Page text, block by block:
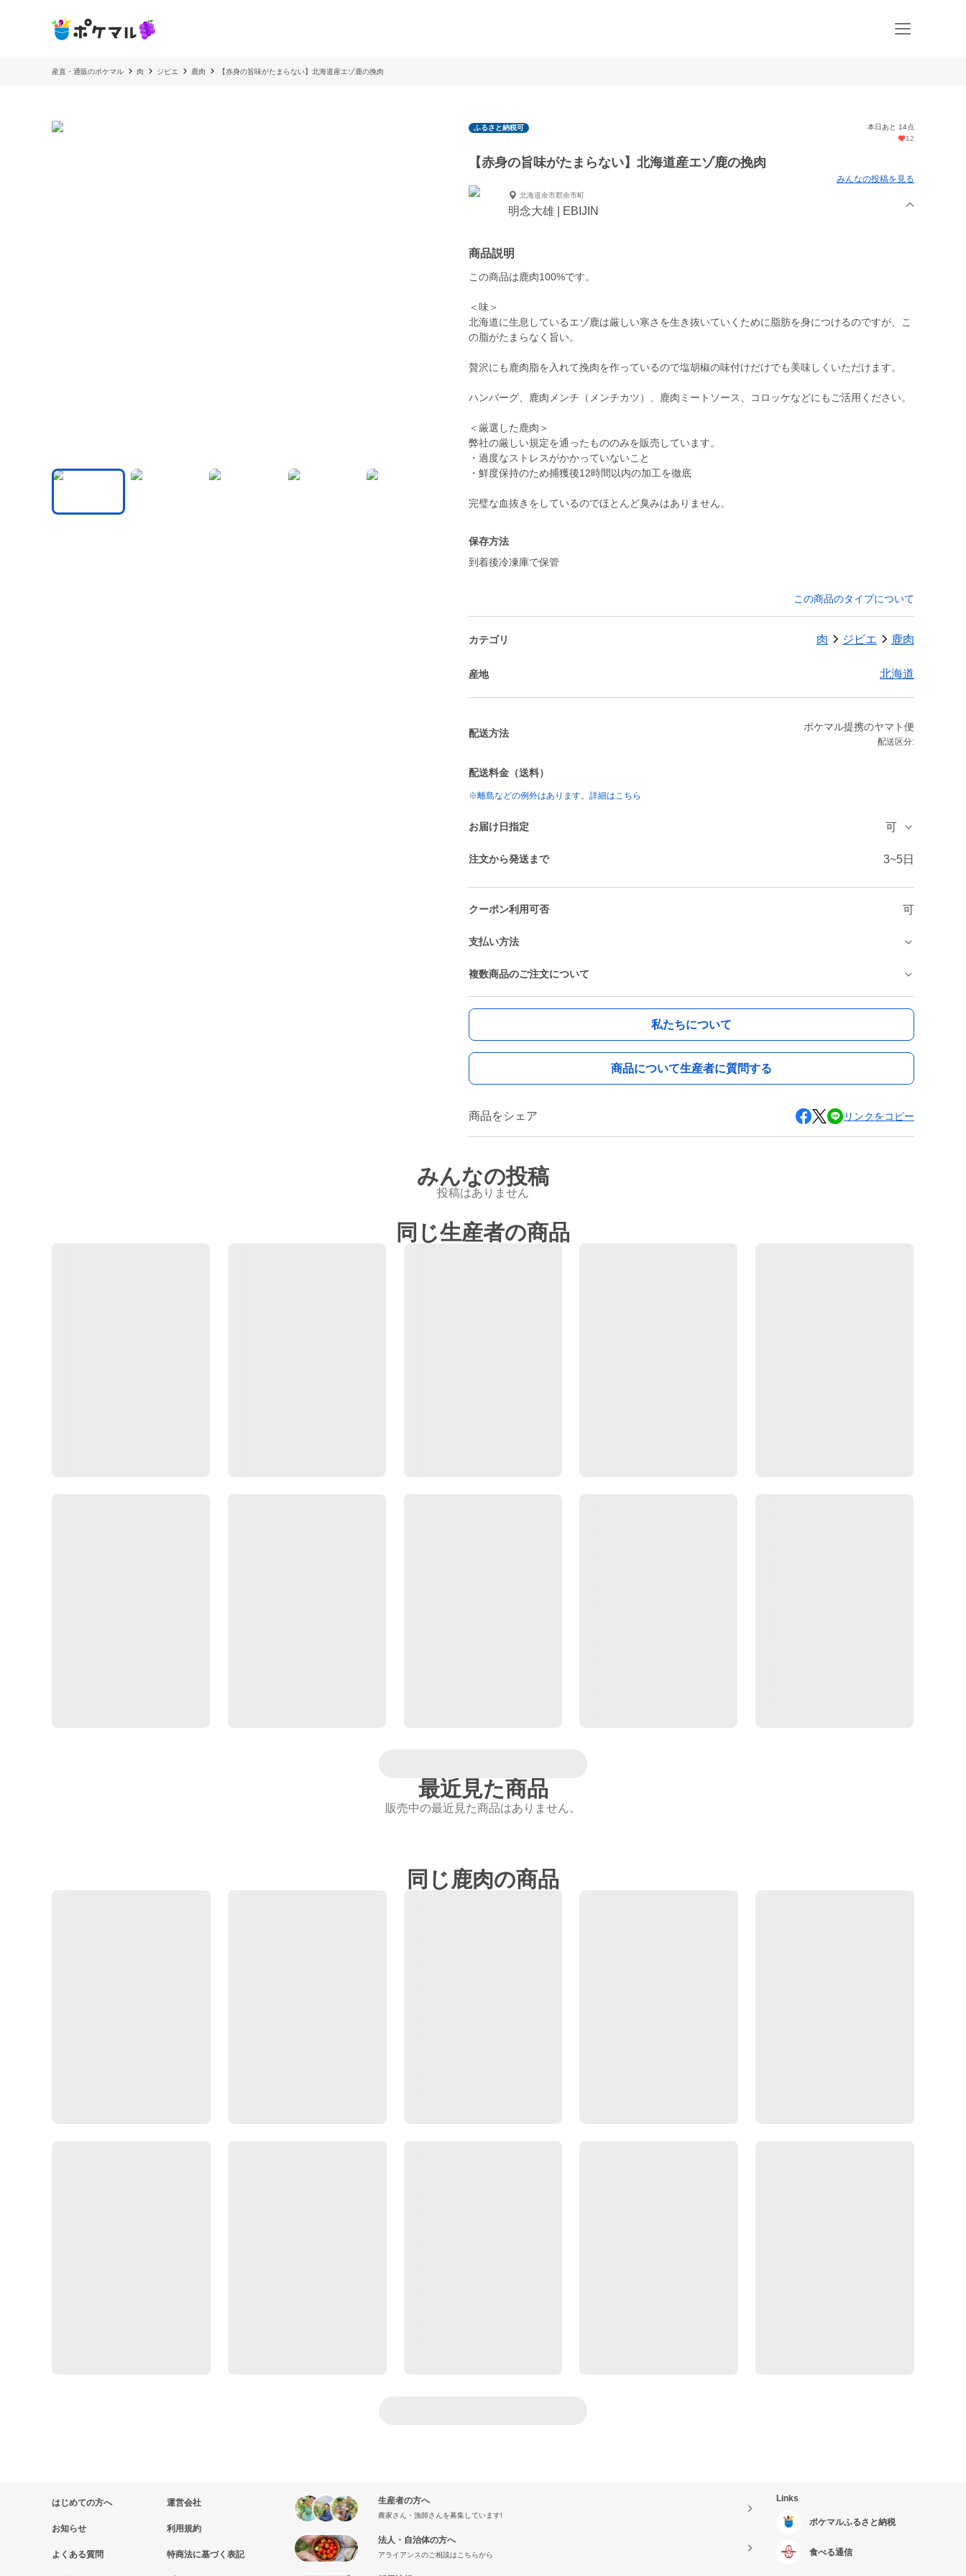
産直・通販のポケマル 肉 ジビエ 鹿肉 【赤身の旨味がたまらない】北海道産エゾ鹿の挽肉
ふるさと納税可
本日あと 14点
12
【赤身の旨味がたまらない】北海道産エゾ鹿の挽肉
みんなの投稿を見る
北海道余市郡余市町
明念大雄 | EBIJIN
商品説明
この商品は鹿肉100%です。
＜味＞
北海道に生息しているエゾ鹿は厳しい寒さを生き抜いていくために脂肪を身につけるのですが、こ
の脂がたまらなく旨い。
贅沢にも鹿肉脂を入れて挽肉を作っているので塩胡椒の味付けだけでも美味しくいただけます。
ハンバーグ、鹿肉メンチ（メンチカツ）、鹿肉ミートソース、コロッケなどにもご活用ください。
＜厳選した鹿肉＞
弊社の厳しい規定を通ったもののみを販売しています。
・過度なストレスがかかっていないこと
・鮮度保持のため捕獲後12時間以内の加工を徹底
保存方法
到着後冷凍庫で保管
この商品のタイプについて
カテゴリ 肉 ジビエ 鹿肉
産地 北海道
配送方法
ポケマル提携のヤマト便
配送区分:
配送料金（送料）
※離島などの例外はあります。詳細はこちら
お届け日指定 可
注文から発送まで 3~5日
クーポン利用可否 可
支払い方法
複数商品のご注文について
私たちについて
商品について生産者に質問する
商品をシェア リンクをコピー
みんなの投稿
投稿はありません
同じ生産者の商品
最近見た商品
販売中の最近見た商品はありません。
同じ鹿肉の商品
はじめての方へ
お知らせ
よくある質問
運営会社
利用規約
特商法に基づく表記
生産者の方へ
農家さん・漁師さんを募集しています!
法人・自治体の方へ
アライアンスのご相談はこちらから
Links
ポケマルふるさと納税
食べる通信